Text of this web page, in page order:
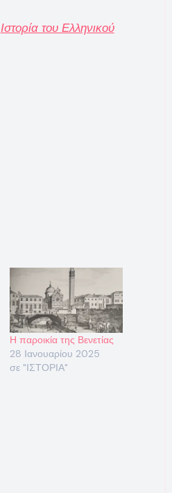
Ιστορία του Ελληνικού
Η παροικία της Βενετίας
28 Ιανουαρίου 2025
σε "ΙΣΤΟΡΙΑ"